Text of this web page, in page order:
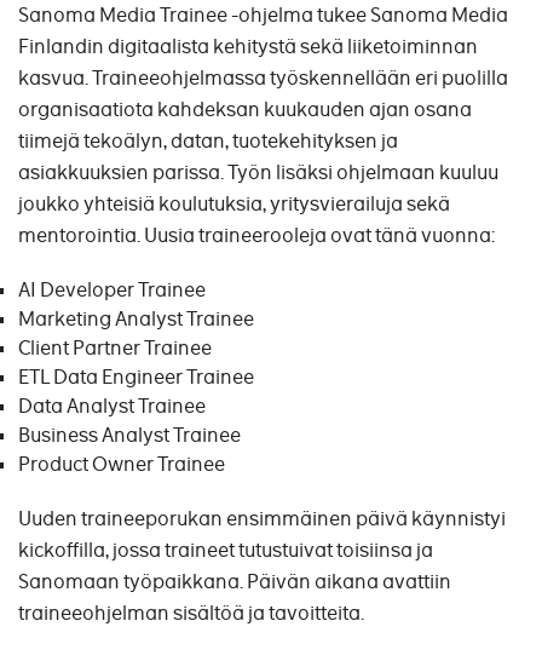
Sanoma Media Trainee -ohjelma tukee Sanoma Media
Finlandin digitaalista kehitystä sekä liiketoiminnan
kasvua. Traineeohjelmassa työskennellään eri puolilla
organisaatiota kahdeksan kuukauden ajan osana
tiimejä tekoälyn, datan, tuotekehityksen ja
asiakkuuksien parissa. Työn lisäksi ohjelmaan kuuluu
joukko yhteisiä koulutuksia, yritysvierailuja sekä
mentorointia. Uusia traineerooleja ovat tänä vuonna:
AI Developer Trainee
Marketing Analyst Trainee
Client Partner Trainee
ETL Data Engineer Trainee
Data Analyst Trainee
Business Analyst Trainee
Product Owner Trainee
Uuden traineeporukan ensimmäinen päivä käynnistyi
kickoffilla, jossa traineet tutustuivat toisiinsa ja
Sanomaan työpaikkana. Päivän aikana avattiin
traineeohjelman sisältöä ja tavoitteita.